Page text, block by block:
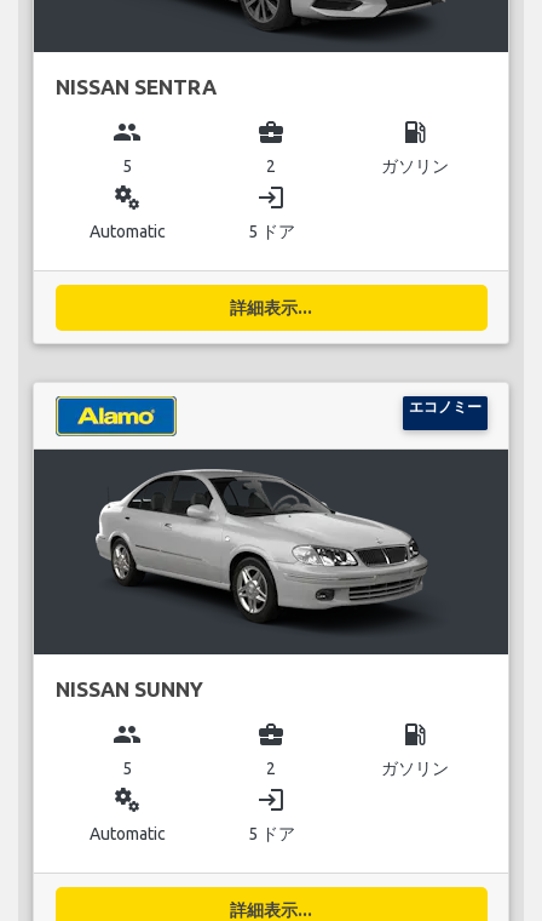
NISSAN SENTRA
group
5
business_center
2
local_gas_station
ガソリン
miscellaneous_services
Automatic
login
5 ドア
詳細表示...
エコノミー
NISSAN SUNNY
group
5
business_center
2
local_gas_station
ガソリン
miscellaneous_services
Automatic
login
5 ドア
詳細表示...